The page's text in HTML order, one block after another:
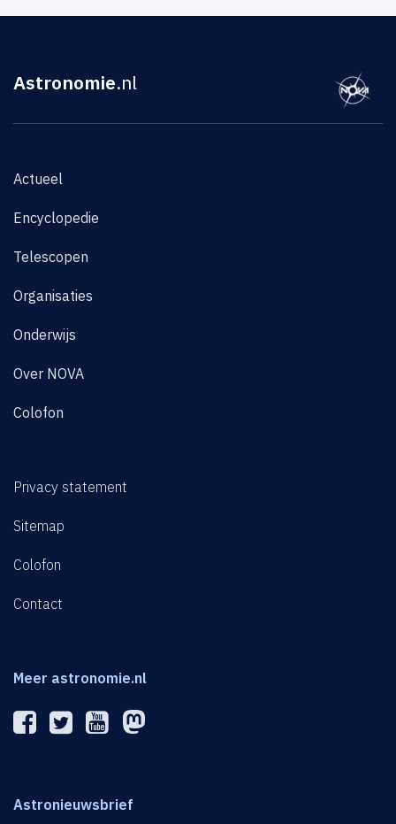
Astronomie.nl
Actueel
Encyclopedie
Telescopen
Organisaties
Onderwijs
Over NOVA
Colofon
Privacy statement
Sitemap
Colofon
Contact
Meer astronomie.nl
Astronieuwsbrief